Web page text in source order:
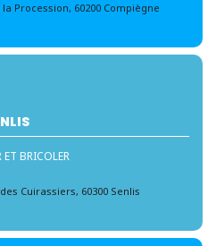
la Procession, 60200 Compiègne
BRICOLER
Cuirassiers, 60300 Senlis